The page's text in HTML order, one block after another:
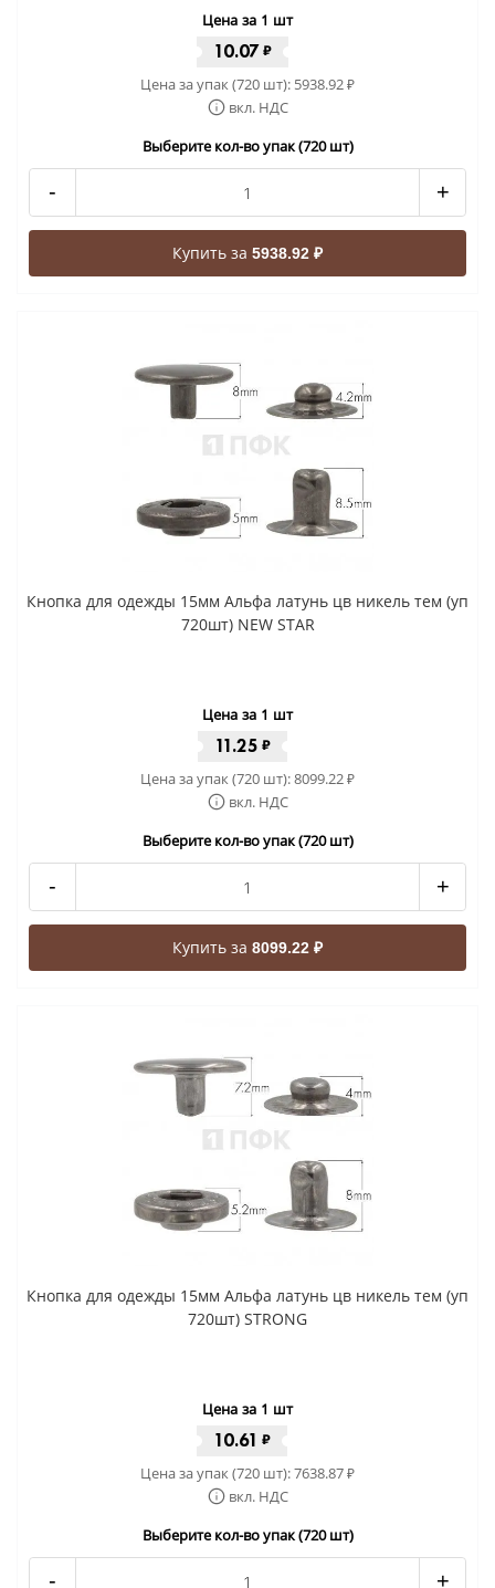
Цена за 1 шт
10.07 ₽
Цена за упак (720 шт): 5938.92₽
вкл. НДС
Выберите кол-во упак (720 шт)
- +
Купить за 5938.92 ₽
Кнопка для одежды 15мм Альфа латунь цв никель тем (уп
720шт) NEW STAR
Цена за 1 шт
11.25 ₽
Цена за упак (720 шт):8099.22₽
вкл. НДС
Выберите кол-во упак (720 шт)
- +
Купить за 8099.22 ₽
Кнопка для одежды 15мм Альфа латунь цв никель тем (уп
720шт) STRONG
Цена за 1 шт
10.61 ₽
Цена за упак (720 шт):7638.87₽
вкл. НДС
Выберите кол-во упак (720 шт)
- +